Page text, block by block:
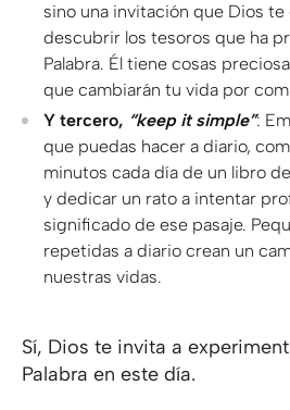
sino una invitación que Dios
descubrir los tesoros que ha
Palabra. Él tiene cosas
que cambiarán tu vida por
Y tercero, “keep it simple”:
que puedas hacer a diario,
minutos cada día de un libro
y dedicar un rato a intentar
significado de ese pasaje.
repetidas a diario crean un
nuestras vidas.
Sí, Dios te invita a
Palabra en este día.